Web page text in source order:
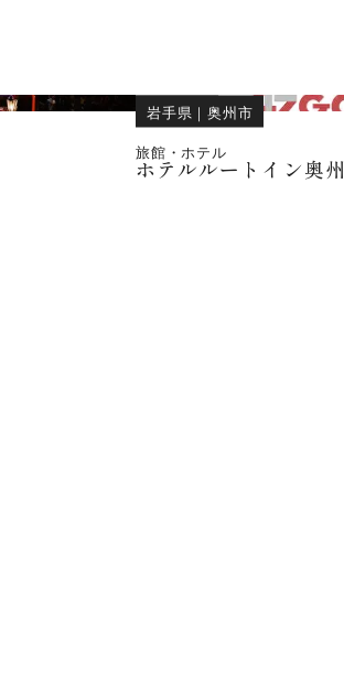
岩手県 ｜奥州市
旅館・ホテル
ホテルルートイン奥州